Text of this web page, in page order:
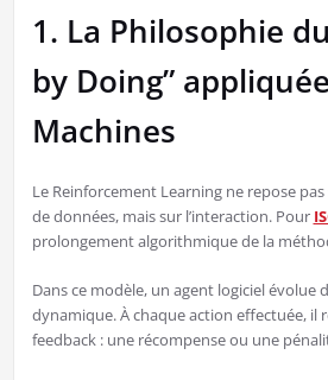
1. La Philosophie
by Doing”
Machines
Le Reinforcement Learning ne repose
de données, mais sur l’interaction. Pour
prolongement algorithmique de la
Dans ce modèle, un agent logiciel
dynamique. À chaque action effectuée, il
feedback : une récompense ou une